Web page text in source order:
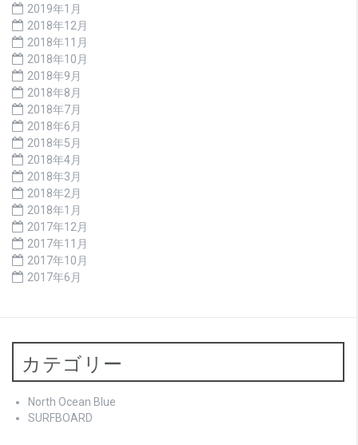
2019年1月
2018年12月
2018年11月
2018年10月
2018年9月
2018年8月
2018年7月
2018年6月
2018年5月
2018年4月
2018年3月
2018年2月
2018年1月
2017年12月
2017年11月
2017年10月
2017年6月
カテゴリー
North Ocean Blue
SURFBOARD